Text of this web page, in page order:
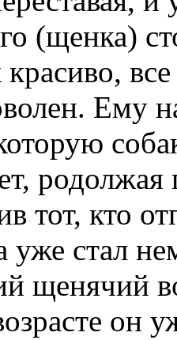
(щенка)
Ему
родолжая
кто
уже стал
щенячий
он